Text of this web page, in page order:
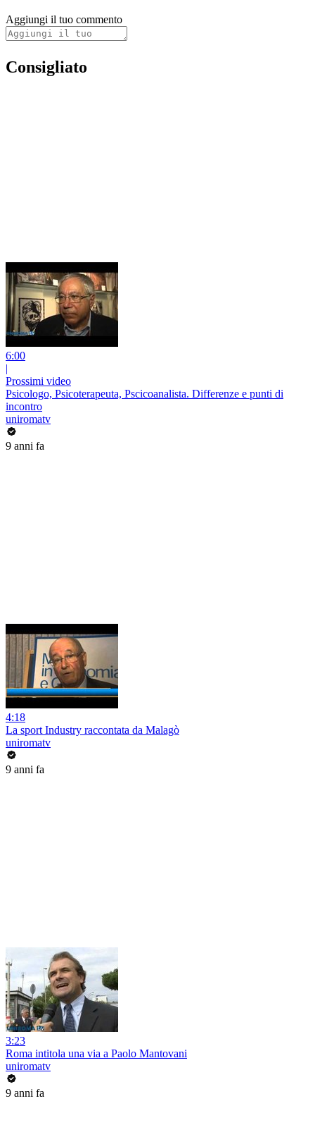
Aggiungi il tuo commento
Consigliato
6:00
|
Prossimi video
Psicologo, Psicoterapeuta, Pscicoanalista. Differenze e punti di
incontro
uniromatv
9 anni fa
4:18
La sport Industry raccontata da Malagò
uniromatv
9 anni fa
3:23
Roma intitola una via a Paolo Mantovani
uniromatv
9 anni fa